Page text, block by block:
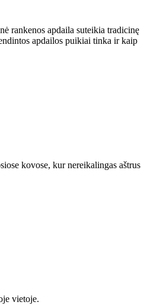
rankenos apdaila suteikia tradicinę
apdailos puikiai tinka ir kaip
kovose, kur nereikalingas aštrus
vietoje.